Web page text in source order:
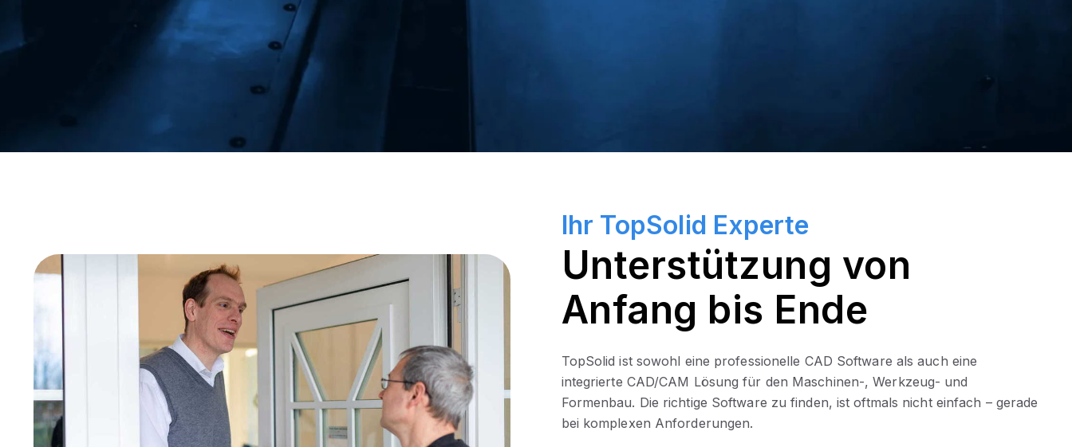
Ihr TopSolid Experte
Unterstützung von
Anfang bis Ende
TopSolid ist sowohl eine professionelle CAD Software als auch eine
integrierte CAD/CAM Lösung für den Maschinen-, Werkzeug- und
Formenbau. Die richtige Software zu finden, ist oftmals nicht einfach – gerade
bei komplexen Anforderungen.